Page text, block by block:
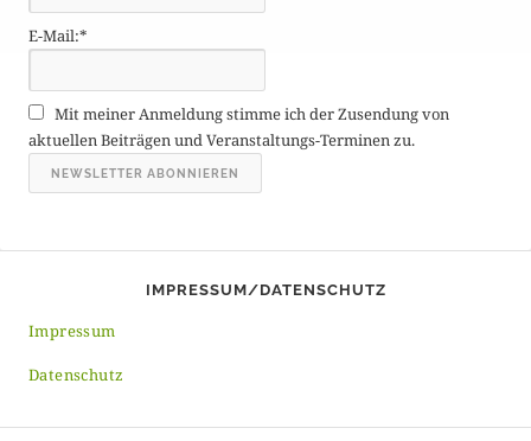
g
e
r
c
h
v
E-Mail:*
Mit meiner Anmeldung stimme ich der Zusendung von
aktuellen Beiträgen und Veranstaltungs-Terminen zu.
IMPRESSUM/DATENSCHUTZ
Impressum
Datenschutz